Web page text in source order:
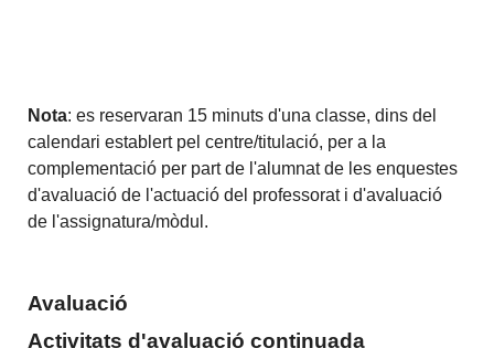
Nota: es reservaran 15 minuts d'una classe, dins del
calendari establert pel centre/titulació, per a la
complementació per part de l'alumnat de les enquestes
d'avaluació de l'actuació del professorat i d'avaluació
de l'assignatura/mòdul.
Avaluació
Activitats d'avaluació continuada